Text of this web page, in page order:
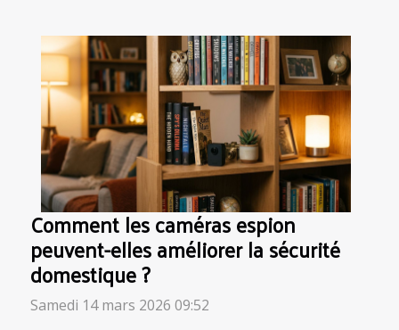
Comment les caméras espion
peuvent-elles améliorer la sécurité
domestique ?
Samedi 14 mars 2026 09:52